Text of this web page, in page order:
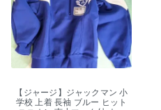
【ジャージ】ジャックマン 小
学校 上着 長袖 ブルー ヒット